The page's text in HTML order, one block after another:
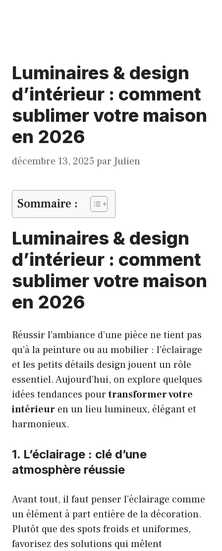
Luminaires & design
d’intérieur : comment
sublimer votre maison
en 2026
décembre 13, 2025 par Julien
Sommaire :
Luminaires & design
d’intérieur : comment
sublimer votre maison
en 2026
Réussir l’ambiance d’une pièce ne tient pas
qu’à la peinture ou au mobilier : l’éclairage
et les petits détails design jouent un rôle
essentiel. Aujourd’hui, on explore quelques
idées tendances pourtransformer votre
intérieur en un lieu lumineux, élégant et
harmonieux.
1. L’éclairage : clé d’une
atmosphère réussie
Avant tout, il faut penser l’éclairage comme
un élément à part entière de la décoration.
Plutôt que des spots froids et uniformes,
favorisez des solutions qui mêlent